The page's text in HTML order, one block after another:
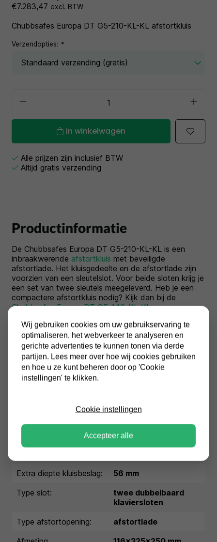
€7.283,47 excl. BTW
Chubbsafes Europa DT G5-210-KL-KL afstortkluis
Verzendopties: *
In winkelwagen
Alle prijzen zijn inclusief BTW
Altijd gratis verzending
Productinformatie
De Chubbsafes Europa DT G5-210-KL-KL is een
inbraakwerende afstortkluis met beveiligde
afstortlade. Het kluisgedeelte en de afstortlade zijn
voorzien van een sleutelslot. Voor beide sloten krijg je
een set van twee sleutels meegeleverd. Heb je een
compactere afstortkluis nodig? Kijk dan bij de
Chubbsafes Europa DT G5-140-KL-KL.
Specificaties
Conditie:
Buitenmaten (HxBxD in
mm):
1272x663x663
Binnenmaten (HxBxD in
Extra diepte kluisbeslag:
56 mm
Type slot:
twee dubbelbaard
klaviersloten
Type afstortopening:
afstortlade
Wij gebruiken cookies om uw gebruikservaring te
optimaliseren, het webverkeer te analyseren en
gerichte advertenties te kunnen tonen via derde
partijen. Lees meer over hoe wij cookies gebruiken
en hoe u ze kunt beheren door op 'Cookie
instellingen' te klikken.
Cookie instellingen
Accepteer alle